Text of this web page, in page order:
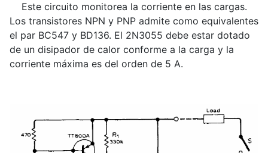
Este circuito monitorea la corriente en las cargas.
Los transistores NPN y PNP admite como equivalentes
el par BC547 y BD136. El 2N3055 debe estar dotado
de un disipador de calor conforme a la carga y la
corriente máxima es del orden de 5 A.